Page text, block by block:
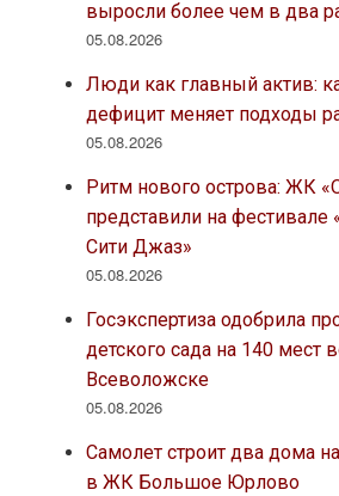
выросли более чем в два
05.08.2026
Люди как главный актив:
дефицит меняет подходы
05.08.2026
Ритм нового острова: ЖК
представили на фестивале
Сити Джаз»
05.08.2026
Госэкспертиза одобрила
детского сада на 140 мест
Всеволожске
05.08.2026
Самолет строит два дома
в ЖК Большое Юрлово